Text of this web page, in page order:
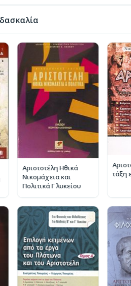
Αριστοτέλη Ηθικά
Νικομάχεια και
Πολιτικά Γ΄ λυκείου
τάξη